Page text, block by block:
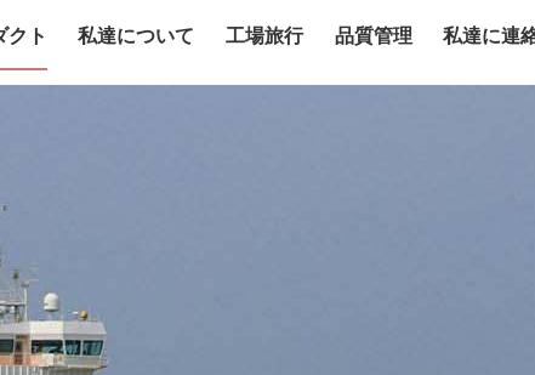
クト 私達について 工場旅行 品質管理 私達に連